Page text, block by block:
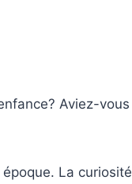
Aviez-vous
La curiosité